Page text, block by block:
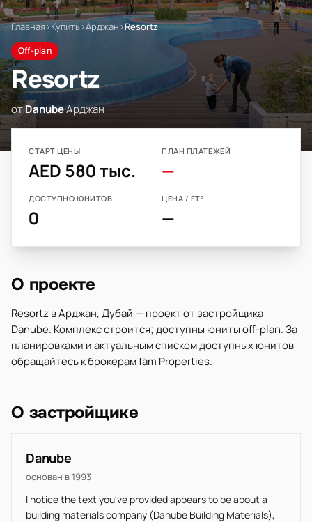
Главная›Купить›Арджан›Resortz
Off-plan
Resortz
отDanube·Арджан
СТАРТ ЦЕНЫ
AED 580 тыс.
ПЛАН ПЛАТЕЖЕЙ
—
ДОСТУПНО ЮНИТОВ
0
ЦЕНА / FT²
—
О проекте
Resortz в Арджан, Дубай — проект от застройщика
Danube. Комплекс строится; доступны юниты off-plan. За
планировками и актуальным списком доступных юнитов
обращайтесь к брокерам fäm Properties.
О застройщике
Danube
основан в 1993
I notice the text you've provided appears to be about a
building materials company (Danube Building Materials),